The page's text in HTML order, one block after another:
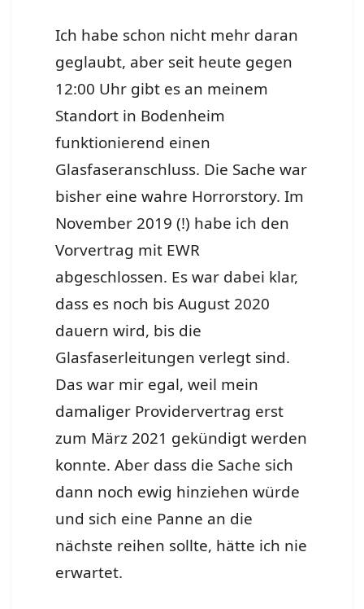
Ich habe schon nicht mehr daran
geglaubt, aber seit heute gegen
12:00 Uhr gibt es an meinem
Standort in Bodenheim
funktionierend einen
Glasfaseranschluss. Die Sache war
bisher eine wahre Horrorstory. Im
November 2019 (!) habe ich den
Vorvertrag mit EWR
abgeschlossen. Es war dabei klar,
dass es noch bis August 2020
dauern wird, bis die
Glasfaserleitungen verlegt sind.
Das war mir egal, weil mein
damaliger Providervertrag erst
zum März 2021 gekündigt werden
konnte. Aber dass die Sache sich
dann noch ewig hinziehen würde
und sich eine Panne an die
nächste reihen sollte, hätte ich nie
erwartet.